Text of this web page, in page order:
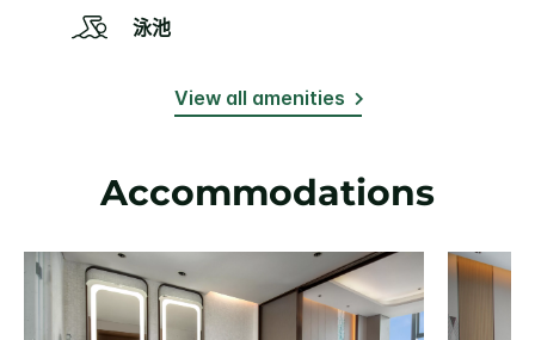
泳池
View all amenities
Accommodations